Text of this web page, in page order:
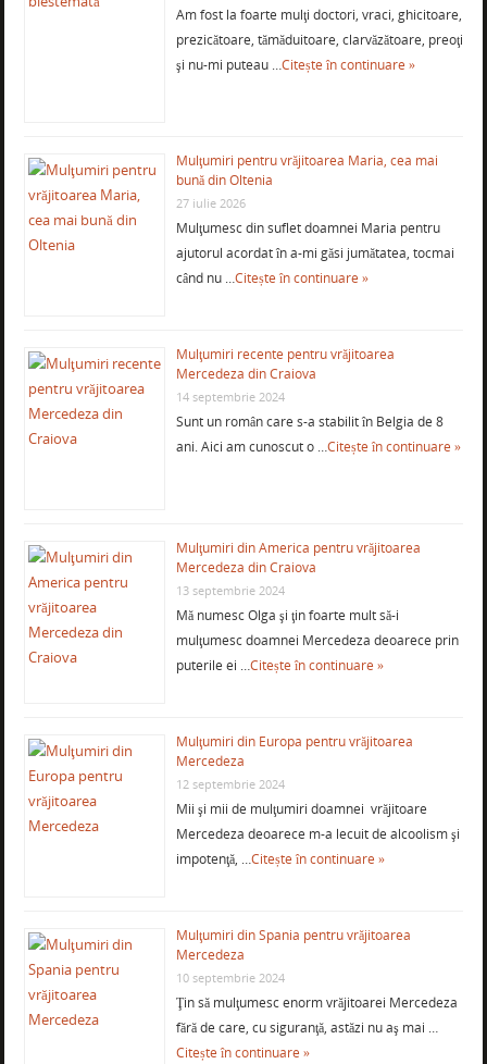
Am fost la foarte mulţi doctori, vraci, ghicitoare,
prezicătoare, tămăduitoare, clarvăzătoare, preoţi
şi nu-mi puteau …Citește în continuare »
Mulţumiri pentru vrăjitoarea Maria, cea mai
bună din Oltenia
27 iulie 2026
Mulţumesc din suflet doamnei Maria pentru
ajutorul acordat în a-mi găsi jumătatea, tocmai
când nu …Citește în continuare »
Mulţumiri recente pentru vrăjitoarea
Mercedeza din Craiova
14 septembrie 2024
Sunt un român care s-a stabilit în Belgia de 8
ani. Aici am cunoscut o …Citește în continuare »
Mulţumiri din America pentru vrăjitoarea
Mercedeza din Craiova
13 septembrie 2024
Mă numesc Olga şi ţin foarte mult să-i
mulţumesc doamnei Mercedeza deoarece prin
puterile ei …Citește în continuare »
Mulţumiri din Europa pentru vrăjitoarea
Mercedeza
12 septembrie 2024
Mii şi mii de mulţumiri doamnei vrăjitoare
Mercedeza deoarece m-a lecuit de alcoolism şi
impotenţă, …Citește în continuare »
Mulţumiri din Spania pentru vrăjitoarea
Mercedeza
10 septembrie 2024
Ţin să mulţumesc enorm vrăjitoarei Mercedeza
fără de care, cu siguranţă, astăzi nu aş mai …
Citește în continuare »